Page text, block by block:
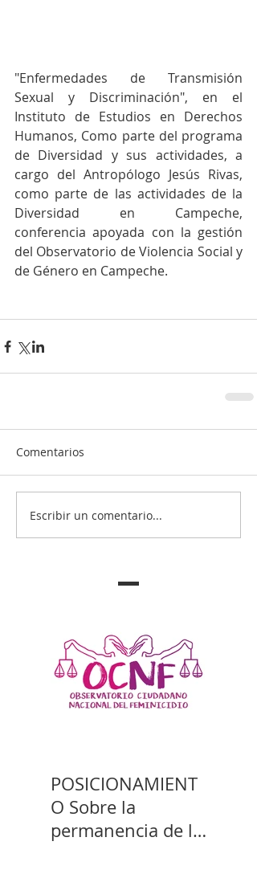
"Enfermedades de Transmisión
Sexual y Discriminación", en el
Instituto de Estudios en Derechos
Humanos, Como parte del programa
de Diversidad y sus actividades, a
cargo del Antropólogo Jesús Rivas,
como parte de las actividades de la
Diversidad en Campeche,
conferencia apoyada con la gestión
del Observatorio de Violencia Social y
de Género en Campeche.
Comentarios
Escribir un comentario...
POSICIONAMIENT
O Sobre la
permanencia de la